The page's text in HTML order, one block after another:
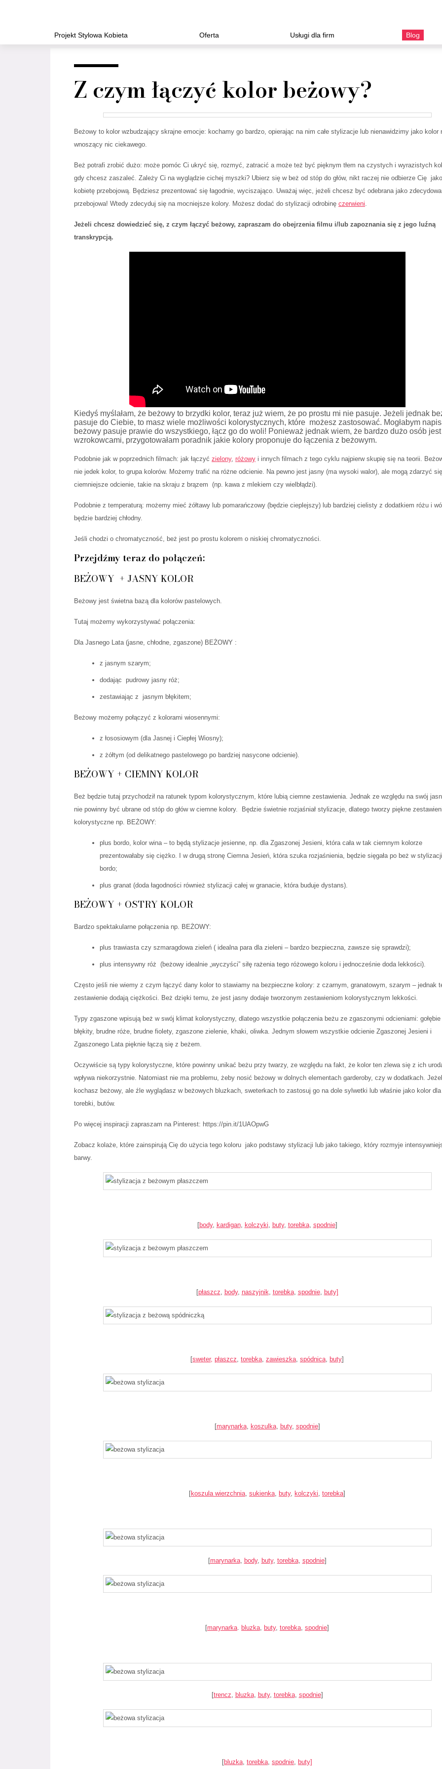
Projekt Stylowa Kobieta Oferta Usługi dla firm Blog
Z czym łączyć kolor beżowy?
Beżowy to kolor wzbudzający skrajne emocje: kochamy go bardzo, opierając na nim całe stylizacje lub nienawidzimy jako kolor
wnoszący nic ciekawego.
Beż potrafi zrobić dużo: może pomóc Ci ukryć się, rozmyć, zatracić a może też być pięknym tłem na czystych i wyrazistych
gdy chcesz zaszaleć. Zależy Ci na wyglądzie cichej myszki? Ubierz się w beż od stóp do głów, nikt raczej nie odbierze Cię jako
kobietę przebojową. Będziesz prezentować się łagodnie, wyciszająco. Uważaj więc, jeżeli chcesz być odebrana jako
przebojowa! Wtedy zdecyduj się na mocniejsze kolory. Możesz dodać do stylizacji odrobinę czerwieni.
Jeżeli chcesz dowiedzieć się, z czym łączyć beżowy, zapraszam do obejrzenia filmu i/lub zapoznania się z jego luźną
transkrypcją.
Kiedyś myślałam, że beżowy to brzydki kolor, teraz już wiem, że po prostu mi nie pasuje. Jeżeli jednak
pasuje do Ciebie, to masz wiele możliwości kolorystycznych, które możesz zastosować. Mogłabym
beżowy pasuje prawie do wszystkiego, łącz go do woli! Ponieważ jednak wiem, że bardzo dużo osób jest
wzrokowcami, przygotowałam poradnik jakie kolory proponuje do łączenia z beżowym.
Podobnie jak w poprzednich filmach: jak łączyć zielony, różowy i innych filmach z tego cyklu najpierw skupię się na teorii.
nie jedek kolor, to grupa kolorów. Możemy trafić na różne odcienie. Na pewno jest jasny (ma wysoki walor), ale mogą zdarzyć się
ciemniejsze odcienie, takie na skraju z brązem (np. kawa z mlekiem czy wielbłądzi).
Podobnie z temperaturą: możemy mieć żółtawy lub pomarańczowy (będzie cieplejszy) lub bardziej cielisty z dodatkiem różu i
będzie bardziej chłodny.
Jeśli chodzi o chromatyczność, beż jest po prostu kolorem o niskiej chromatyczności.
Przejdźmy teraz do połączeń:
BEŻOWY + JASNY KOLOR
Beżowy jest świetna bazą dla kolorów pastelowych.
Tutaj możemy wykorzystywać połączenia:
Dla Jasnego Lata (jasne, chłodne, zgaszone) BEŻOWY :
z jasnym szarym;
dodając pudrowy jasny róż;
zestawiając z jasnym błękitem;
Beżowy możemy połączyć z kolorami wiosennymi:
z łososiowym (dla Jasnej i Ciepłej Wiosny);
z żółtym (od delikatnego pastelowego po bardziej nasycone odcienie).
BEŻOWY + CIEMNY KOLOR
Beż będzie tutaj przychodził na ratunek typom kolorystycznym, które lubią ciemne zestawienia. Jednak ze względu na swój
nie powinny być ubrane od stóp do głów w ciemne kolory.
Będzie świetnie rozjaśniał stylizacje, dlatego tworzy piękne
kolorystyczne np. BEŻOWY:
plus bordo, kolor wina – to będą stylizacje jesienne, np. dla Zgaszonej Jesieni, która cała w tak ciemnym kolorze
prezentowałaby się ciężko. I w drugą stronę Ciemna Jesień, która szuka rozjaśnienia, będzie sięgała po beż w
bordo;
plus granat (doda łagodności również stylizacji całej w granacie, która buduje dystans).
BEŻOWY + OSTRY KOLOR
Bardzo spektakularne połączenia np. BEŻOWY:
plus trawiasta czy szmaragdowa zieleń ( idealna para dla zieleni – bardzo bezpieczna, zawsze się sprawdzi);
plus intensywny róż (beżowy idealnie „wyczyści” siłę rażenia tego różowego koloru i jednocześnie doda lekkości).
Często jeśli nie wiemy z czym łączyć dany kolor to stawiamy na bezpieczne kolory: z czarnym, granatowym, szarym – jednak
zestawienie dodają ciężkości. Beż dzięki temu, że jest jasny dodaje tworzonym zestawieniom kolorystycznym lekkości.
Typy zgaszone wpisują beż w swój klimat kolorystyczny, dlatego wszystkie połączenia beżu ze zgaszonymi odcieniami: gołębie
błękity, brudne róże, brudne fiolety, zgaszone zielenie, khaki, oliwka. Jednym słowem wszystkie odcienie Zgaszonej Jesieni i
Zgaszonego Lata pięknie łączą się z beżem.
Oczywiście są typy kolorystyczne, które powinny unikać beżu przy twarzy, ze względu na fakt, że kolor ten zlewa się z ich
wpływa niekorzystnie. Natomiast nie ma problemu, żeby nosić beżowy w dolnych elementach garderoby, czy w dodatkach.
kochasz beżowy, ale źle wyglądasz w beżowych bluzkach, sweterkach to zastosuj go na dole sylwetki lub właśnie jako kolor dla
torebki, butów.
Po więcej inspiracji zapraszam na Pinterest: https://pin.it/1UAOpwG
Zobacz kolaże, które zainspirują Cię do użycia tego koloru jako podstawy stylizacji lub jako takiego, który rozmyje
barwy.
[body, kardigan, kolczyki, buty, torebka, spodnie]
[płaszcz, body, naszyjnik, torebka, spodnie, buty]
[sweter, płaszcz, torebka, zawieszka, spódnica, buty]
[marynarka, koszulka, buty, spodnie]
[koszula wierzchnia, sukienka, buty, kolczyki, torebka]
[marynarka, body, buty, torebka, spodnie]
[marynarka. bluzka, buty, torebka, spodnie]
[trencz, bluzka, buty, torebka, spodnie]
[bluzka, torebka, spodnie, buty]